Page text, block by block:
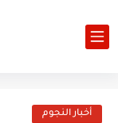
أخبار النجوم